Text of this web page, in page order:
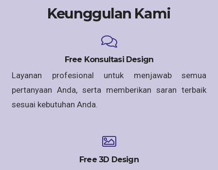
Keunggulan Kami
Free Konsultasi Design
Layanan profesional untuk menjawab semua
pertanyaan Anda, serta memberikan saran terbaik
sesuai kebutuhan Anda.
Free 3D Design